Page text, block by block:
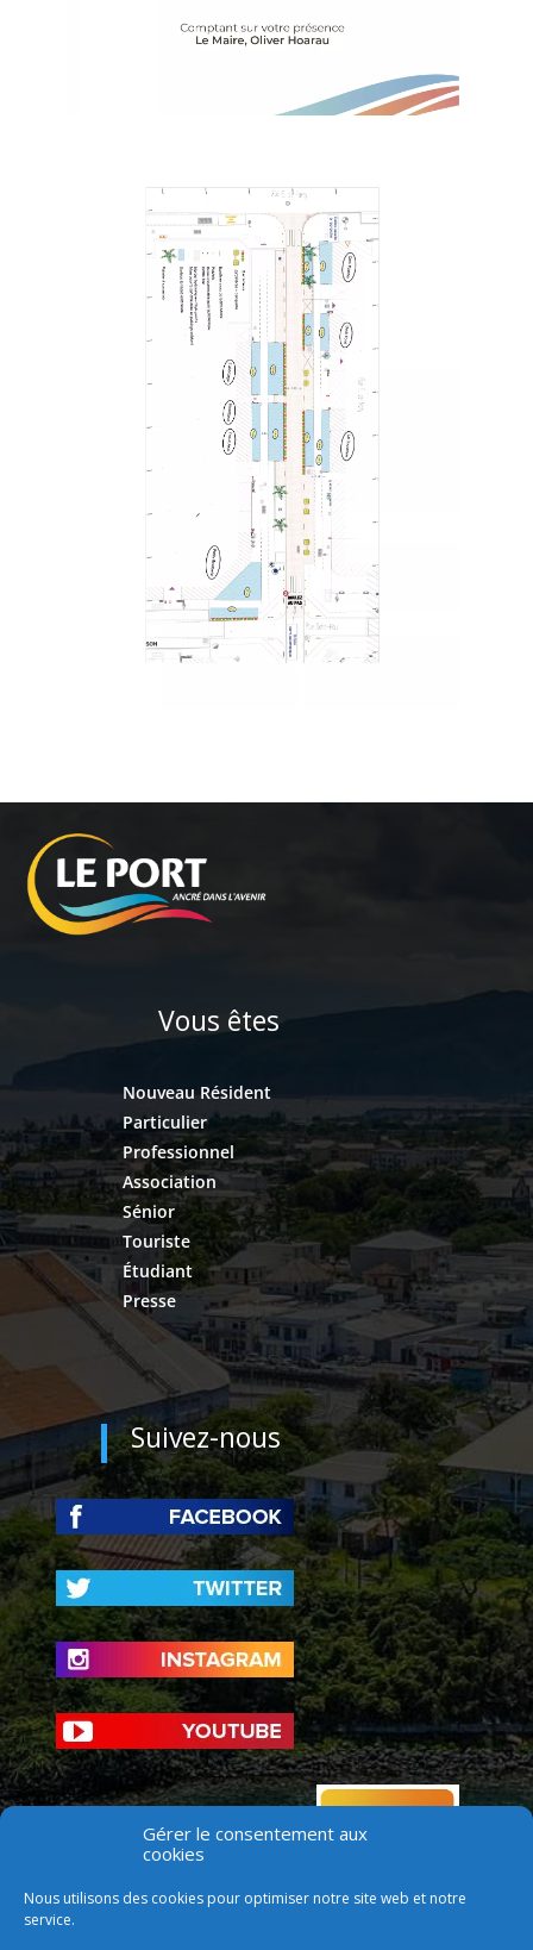
Gérer le consentement aux
cookies
Nous utilisons des cookies pour optimiser notre site web et notre
service.
Vous êtes
Nouveau Résident
Particulier
Professionnel
Association
Sénior
Touriste
Étudiant
Presse
Suivez-nous